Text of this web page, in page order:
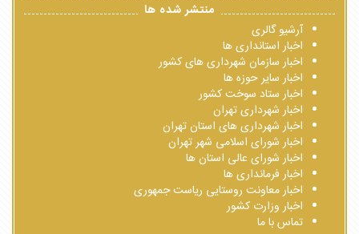
منتشر شده ها
آرشیو گالری
اخبار استانداری ها
اخبار سازمان شهرداری های کشور
اخبار سایر حوزه ها
اخبار ستاد سوخت کشور
اخبار شهرداری تهران
اخبار شهرداری های استان تهران
اخبار شورای اسلامی شهر تهران
اخبار شورای عالی استان ها
اخبار فرمانداری ها
اخبار معاونت روستایی ریاست جمهوری
اخبار وزارت کشور
تماس با ما